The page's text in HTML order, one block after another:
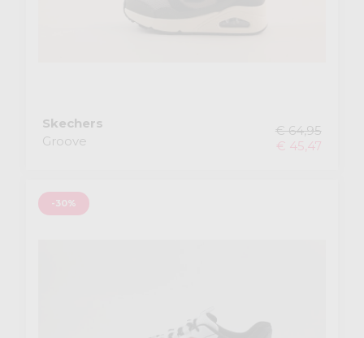
Skechers
Groove
€ 64,95
€ 45,47
-30%